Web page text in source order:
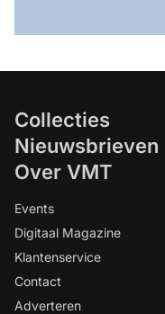
Collecties
Nieuwsbrieven
Over VMT
Events
Digitaal Magazine
Klantenservice
Contact
Adverteren